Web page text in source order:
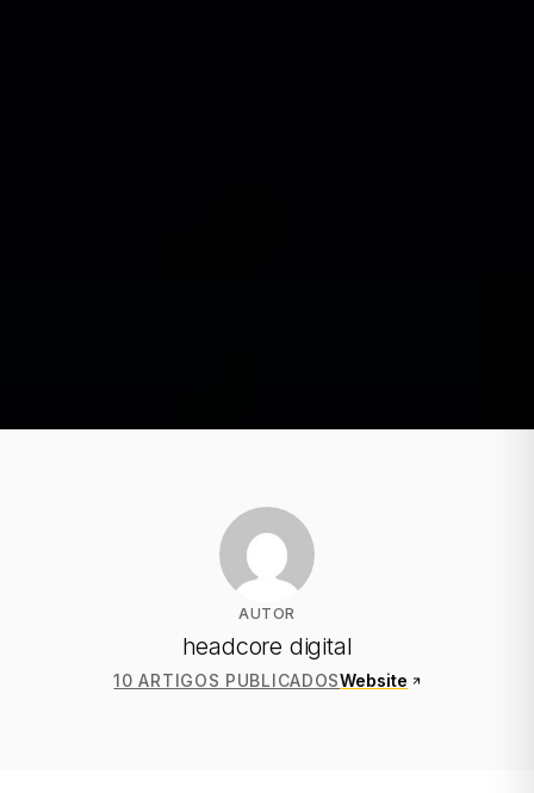
AUTOR
headcore digital
10 ARTIGOS PUBLICADOSWebsite